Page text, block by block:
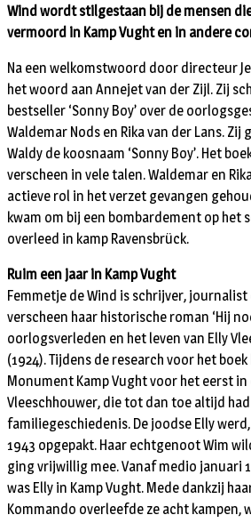
Wind wordt stilgestaan bij de mensen
vermoord in Kamp Vught en in andere
Na een welkomstwoord door directeur
het woord aan Annejet van der Zijl. Zij
bestseller ‘Sonny Boy’ over de
Waldemar Nods en Rika van der Lans. Zij
Waldy de koosnaam ‘Sonny Boy’. Het
verscheen in vele talen. Waldemar en
actieve rol in het verzet gevangen
kwam om bij een bombardement op het
overleed in kamp Ravensbrück.
Ruim een jaar in Kamp Vught
Femmetje de Wind is schrijver,
verscheen haar historische roman ‘Hij
oorlogsverleden en het leven van Elly
(1924). Tijdens de research voor het
Monument Kamp Vught voor het eerst
Vleeschhouwer, die tot dan toe altijd
familiegeschiedenis. De joodse Elly
1943 opgepakt. Haar echtgenoot Wim
ging vrijwillig mee. Vanaf medio januari
was Elly in Kamp Vught. Mede dankzij
Kommando overleefde ze acht kampen,